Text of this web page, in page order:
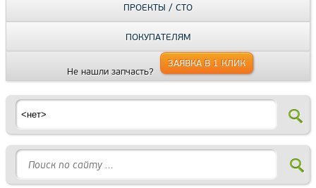
ПРОЕКТЫ / СТО
ПОКУПАТЕЛЯМ
Не нашли запчасть?
ЗАЯВКА В 1 КЛИК